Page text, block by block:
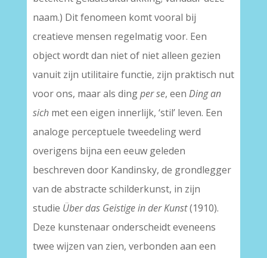
naam.) Dit fenomeen komt vooral bij
creatieve mensen regelmatig voor. Een
object wordt dan niet of niet alleen gezien
vanuit zijn utilitaire functie, zijn praktisch nut
voor ons, maar als dingper se, een Ding an
sichmet een eigen innerlijk, ‘stil’ leven. Een
analoge perceptuele tweedeling werd
overigens bijna een eeuw geleden
beschreven door Kandinsky, de grondlegger
van de abstracte schilderkunst, in zijn
studie Über das Geistige in der Kunst(1910).
Deze kunstenaar onderscheidt eveneens
twee wijzen van zien, verbonden aan een